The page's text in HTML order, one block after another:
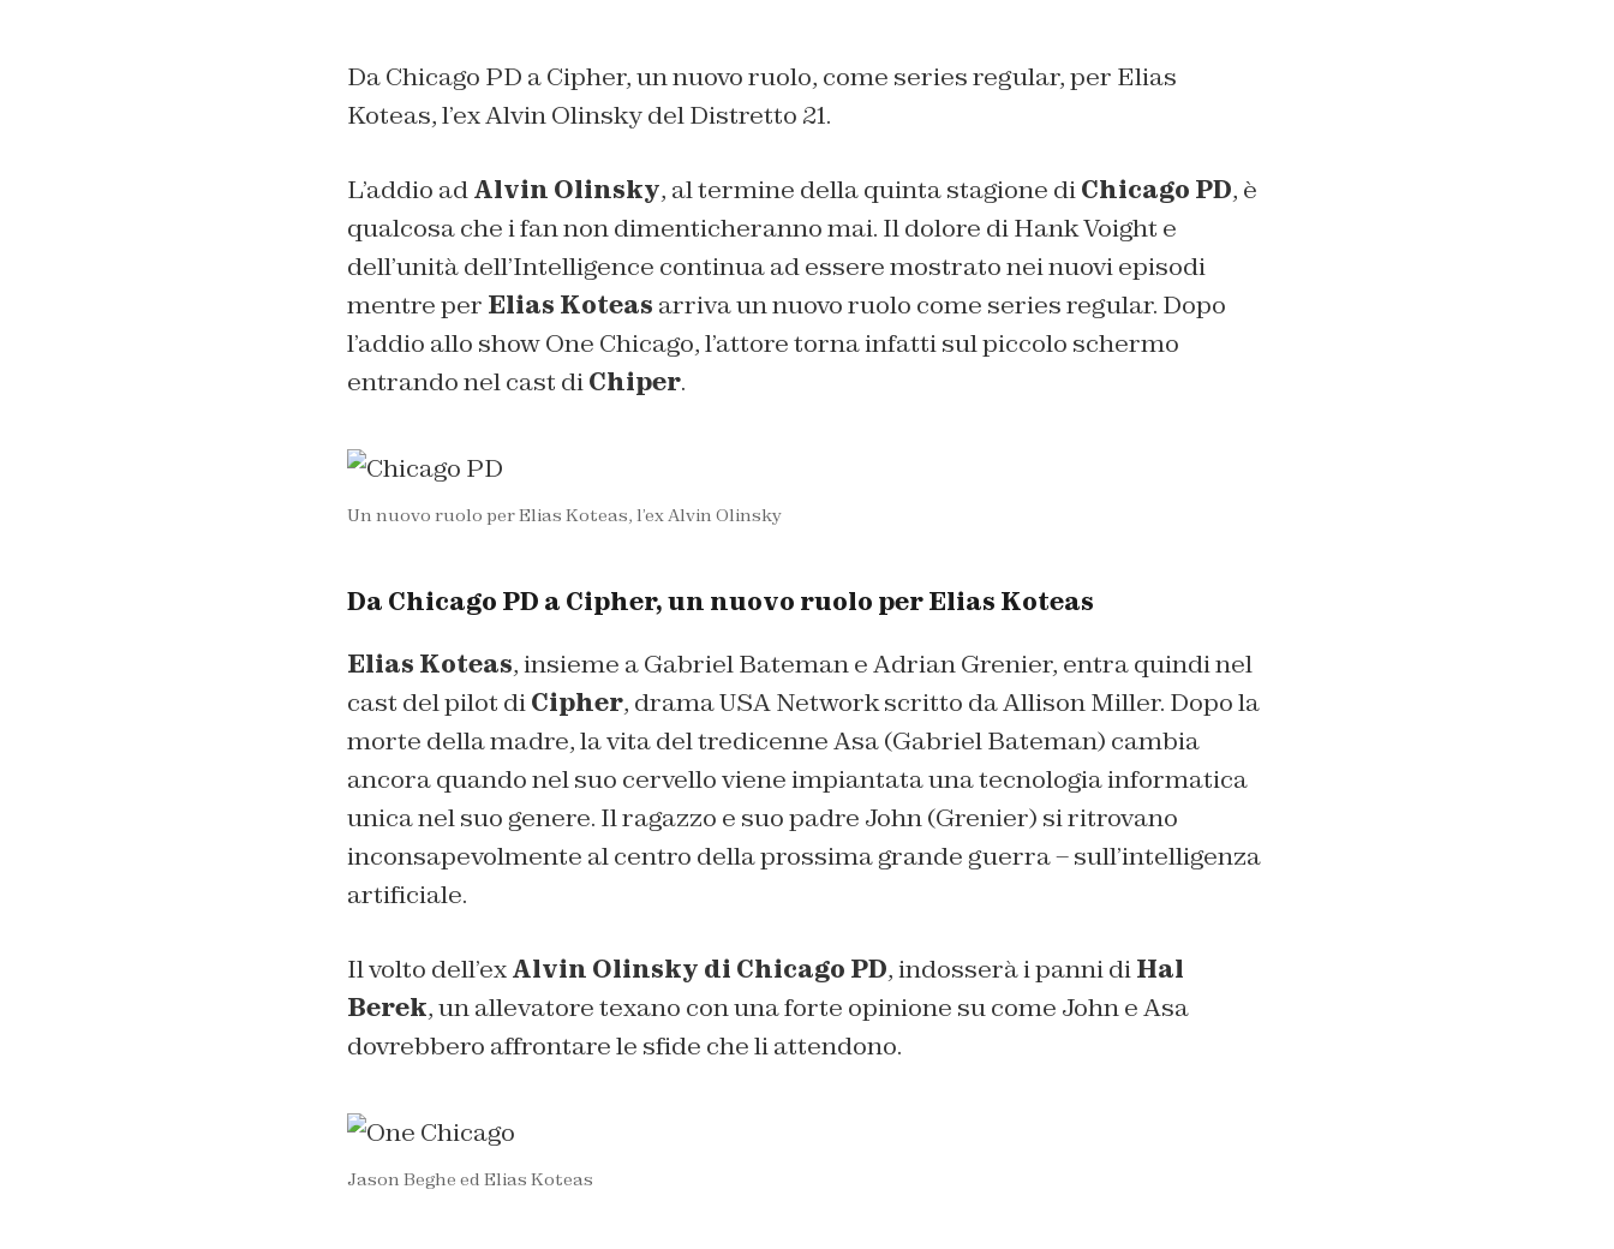
Da Chicago PD a Cipher, un nuovo ruolo, come series regular, per Elias
Koteas, l’ex Alvin Olinsky del Distretto 21.
L’addio adAlvin Olinsky, al termine della quinta stagione diChicago PD, è
qualcosa che i fan non dimenticheranno mai. Il dolore di Hank Voight e
dell’unità dell’Intelligence continua ad essere mostrato nei nuovi episodi
mentre per Elias Koteas arriva un nuovo ruolo come series regular. Dopo
l’addio allo show One Chicago, l’attore torna infatti sul piccolo schermo
entrando nel cast diChiper.
Un nuovo ruolo per Elias Koteas, l’ex Alvin Olinsky
Da Chicago PD a Cipher, un nuovo ruolo per Elias Koteas
Elias Koteas, insieme a Gabriel Bateman e Adrian Grenier, entra quindi nel
cast del pilot diCipher, drama USA Network scritto da Allison Miller. Dopo la
morte della madre, la vita del tredicenne Asa (Gabriel Bateman) cambia
ancora quando nel suo cervello viene impiantata una tecnologia informatica
unica nel suo genere. Il ragazzo e suo padre John (Grenier) si ritrovano
inconsapevolmente al centro della prossima grande guerra – sull’intelligenza
artificiale.
Il volto dell’exAlvin Olinsky di Chicago PD, indosserà i panni diHal
Berek, un allevatore texano con una forte opinione su come John e Asa
dovrebbero affrontare le sfide che li attendono.
Jason Beghe ed Elias Koteas